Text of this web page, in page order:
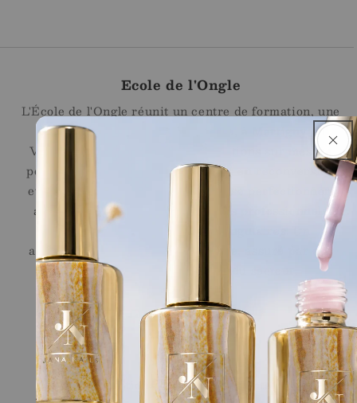
Ecole de l'Ongle
L'École de l'Ongle réunit un centre de formation, une
onglerie et une boutique en ligne, à Martigny en
Valais. Nous proposons des formations sur mesure
pour les débutantes, les personnes en reconversion
et les professionnelles souhaitant se perfectionner,
ainsi qu'une sélection de produits professionnels
Jana Nails pour les stylistes ongulaires. Un
accompagnement sur le long terme, assuré par des
professionnelles reconnues du secteur.
Liens Rapides
Shop
Ecole
Conditions générales de vente